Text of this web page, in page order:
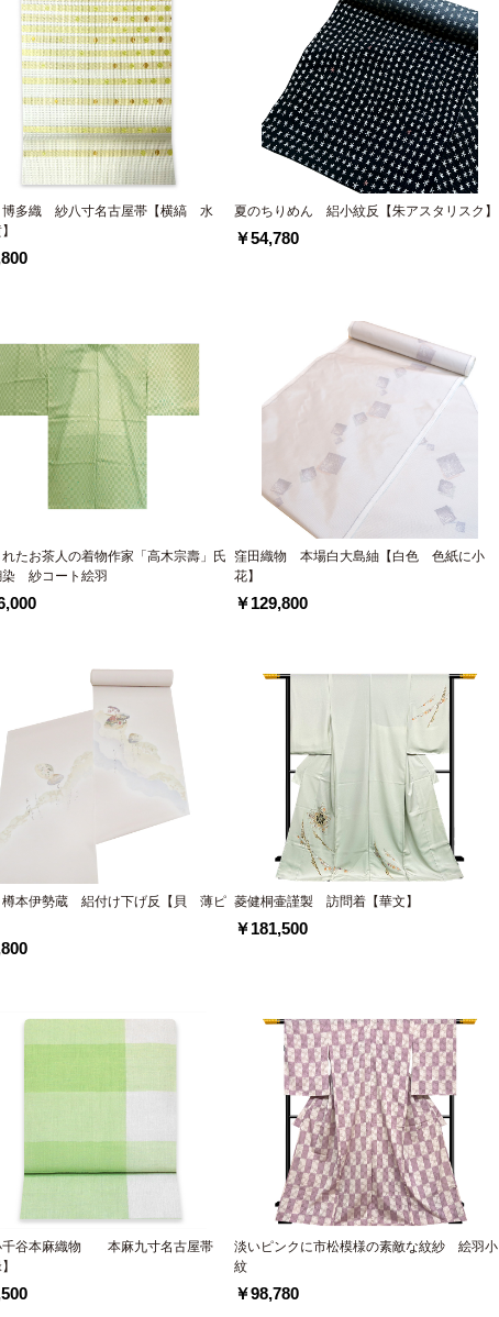
多織 紗八寸名古屋帯【横縞 水
夏のちりめん 絽小紋反【朱アスタリスク】
￥54,780
れたお茶人の着物作家「高木宗壽」氏
染 紗コート絵羽
窪田織物 本場白大島紬【白色 色紙に小
花】
￥129,800
本伊勢蔵 絽付け下げ反【貝 薄ピ 菱健桐壷謹製 訪問着【華文】
￥181,500
千谷本麻織物 本麻九寸名古屋帯
淡いピンクに市松模様の素敵な紋紗 絵羽小
紋
￥98,780